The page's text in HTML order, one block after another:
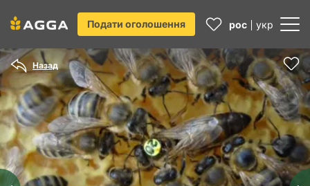
Подати оголошення рос укр
Назад